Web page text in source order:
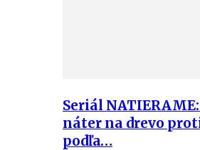
Seriál
náter na drevo
podľa…